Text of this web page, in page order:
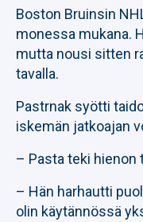
Boston Bruinsin
monessa mukana.
mutta nousi sitten
tavalla.
Pastrnak syötti
iskemän jatkoajan
– Pasta teki hienon
– Hän harhautti
olin käytännössä